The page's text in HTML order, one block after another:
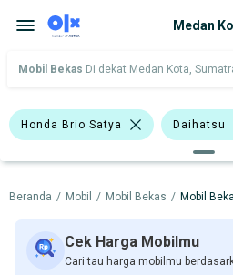
Medan
Mobil Bekas Di dekat Medan Kota,
Honda Brio Satya Daihatsu
Honda
Harga Merek Dan Model
Tipe Bodi Tipe Membership
Beranda / Mobil / Mobil Bekas / Mobil
Cek Harga Mobilmu
Cari tau harga mobilmu